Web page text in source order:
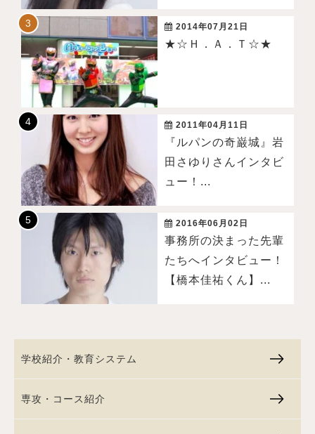
2014年07月21日
★☆Ｈ．Ａ．Ｔ☆★
2011年04月11日
『ルパンの奇巌城』岩
田さゆりさんインタビ
ュー！...
2016年06月02日
事務所の決まった先輩
たちへインタビュー！
【橋本佳祐くん】...
学校紹介・教育システム
専攻・コース紹介